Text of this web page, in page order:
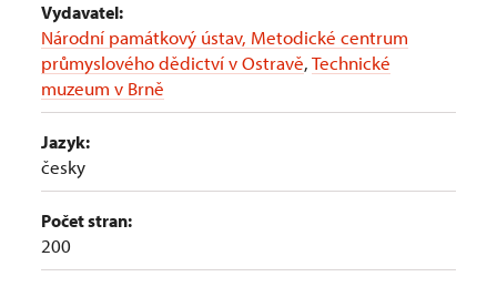
Vydavatel:
Národní památkový ústav, Metodické centrum
průmyslového dědictví v Ostravě,Technické
muzeum v Brně
Jazyk:
česky
Počet stran:
200